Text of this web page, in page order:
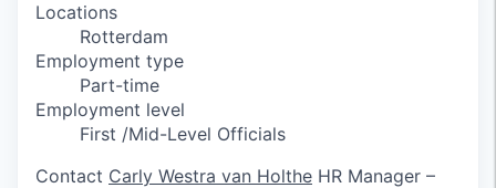
Locations
Rotterdam
Employment type
Part-time
Employment level
First /Mid-Level Officials
Contact Carly Westra van Holthe HR Manager –